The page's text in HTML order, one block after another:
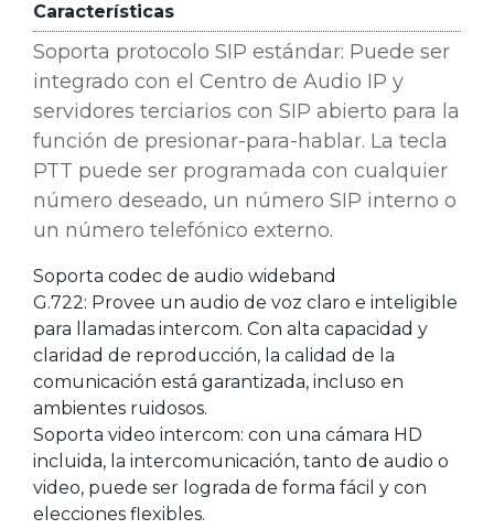
Características
Soporta protocolo SIP estándar: Puede ser
integrado con el Centro de Audio IP y
servidores terciarios con SIP abierto para la
función de presionar-para-hablar. La tecla
PTT puede ser programada con cualquier
número deseado, un número SIP interno o
un número telefónico externo.
Soporta codec de audio wideband
G.722: Provee un audio de voz claro e inteligible
para llamadas intercom. Con alta capacidad y
claridad de reproducción, la calidad de la
comunicación está garantizada, incluso en
ambientes ruidosos.
Soporta video intercom: con una cámara HD
incluida, la intercomunicación, tanto de audio o
video, puede ser lograda de forma fácil y con
elecciones flexibles.